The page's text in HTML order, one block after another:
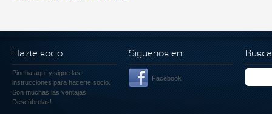
Hazte socio
Pincha aquí y sigue las
instrucciones para hacerte socio.
Son muchas las ventajas.
Descúbrelas!
Siguenos en
Facebook